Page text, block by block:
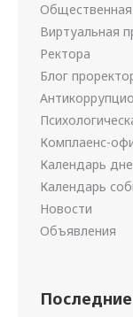
Виртуальная
Ректора
Блог
Комплаенс-
Календарь
Календарь
Новости
Объявления